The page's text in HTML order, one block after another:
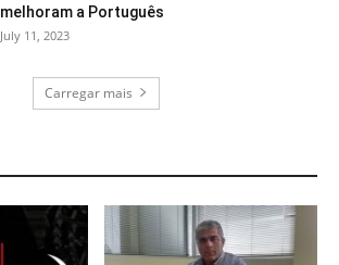
melhoram a Português
July 11, 2023
Carregar mais